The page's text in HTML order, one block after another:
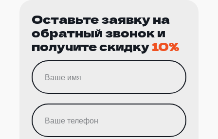
Оставьте заявку на
обратный звонок и
получите скидку10%